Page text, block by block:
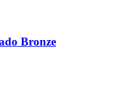
Bronze